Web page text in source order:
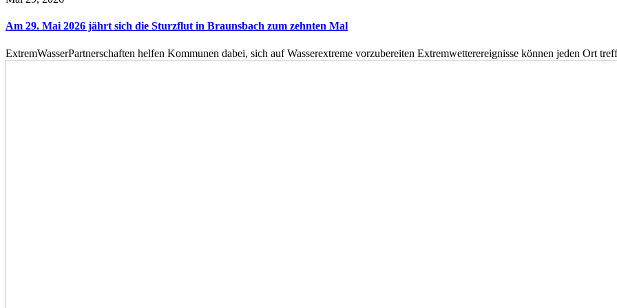
Am 29. Mai 2026 jährt sich die Sturzflut in Braunsbach zum zehnten Mal
ExtremWasserPartnerschaften helfen Kommunen dabei, sich auf Wasserextreme vorzubereiten Extremwetterereignisse können jeden Ort